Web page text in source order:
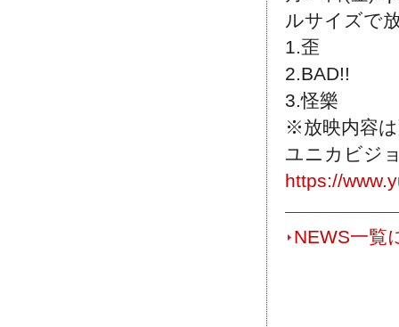
ルサイズで
1.歪
2.BAD!!
3.怪樂
※放映内容
ユニカビジ
https://
NEWS一覧